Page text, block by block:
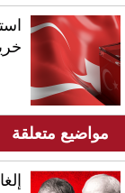
مواضيع متعلقة